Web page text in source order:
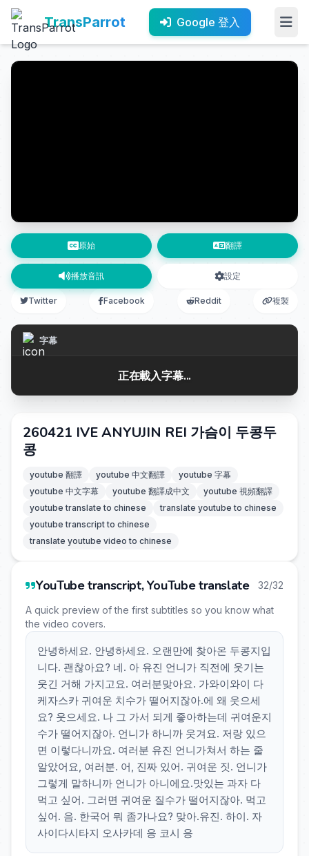
TransParrot Google 登入
原始 翻譯
播放音訊 設定
Twitter Facebook Reddit 複製
字幕
正在載入字幕...
260421 IVE ANYUJIN REI 가슴이 두콩두
콩
youtube 翻譯 youtube 中文翻譯
youtube 字幕
youtube 中文字幕
youtube 翻譯成中文
youtube 視頻翻譯
youtube translate to chinese
translate youtube to chinese
youtube transcript to chinese
translate youtube video to chinese
YouTube transcript, YouTube translate 32/32
A quick preview of the first subtitles so you know what
the video covers.
안녕하세요. 안녕하세요. 오랜만에 찾아온 두콩지입
니다. 괜찮아요? 네. 아 유진 언니가 직전에 웃기는
웃긴 거해 가지고요. 여러분맞아요. 가와이와이 다
케자스카 귀여운 치수가 떨어지잖아.에 왜 웃으세
요? 웃으세요. 나 그 가서 되게 좋아하는데 귀여운지
수가 떨어지잖아. 언니가 하니까 웃겨요. 저랑 있으
면 이렇다니까요. 여러분 유진 언니가쳐서 하는 줄
알았어요, 여러분. 어, 진짜 있어. 귀여운 짓. 언니가
그렇게 말하니까 언니가 아니에요.맛있는 과자 다
먹고 싶어. 그러면 귀여운 질수가 떨어지잖아. 먹고
싶어. 음. 한국어 뭐 좀가나요? 맞아.유진. 하이. 자
사이다시타지 오사카데 응 코시 응